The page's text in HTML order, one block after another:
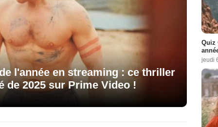
l'année en streaming : ce thriller
de 2025 sur Prime Video !
Quiz
jeudi